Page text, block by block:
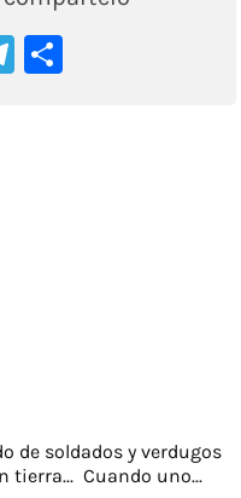
Telegram
de soldados y verdugos
tierra... Cuando uno...